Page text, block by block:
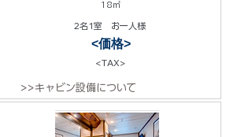
18㎡
2名1室 お一人様
<価格>
<TAX>
>>キャビン設備について